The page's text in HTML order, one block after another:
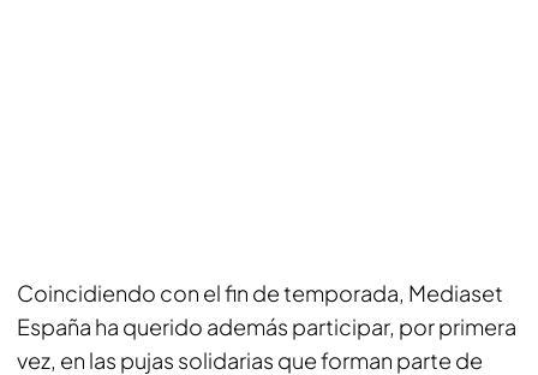
Coincidiendo con el fin de temporada, Mediaset
España ha querido además participar, por primera
vez, en las pujas solidarias que forman parte de